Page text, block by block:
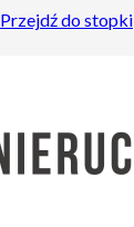
Przejdź do stopki